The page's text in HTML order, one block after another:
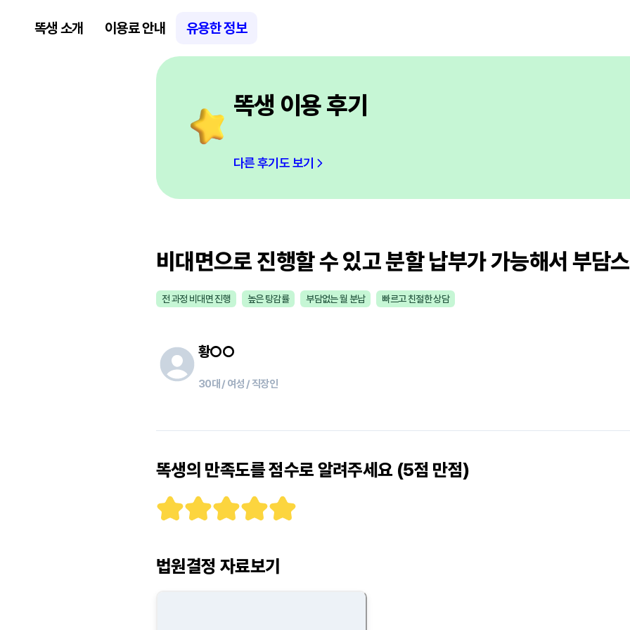
똑생 소개 이용료 안내 유용한 정보
똑생 이용 후기
다른 후기도 보기
비대면으로 진행할 수 있고 분할 납부가 가능해서 부담
전 과정 비대면 진행 높은 탕감률 부담없는 월 분납 빠르고 친절한 상담
황○○
30대 / 여성 / 직장인
똑생의 만족도를 점수로 알려주세요 (5점 만점)
법원결정 자료보기